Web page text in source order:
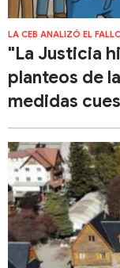
LA CEB ANALIZÓ EL
"La Justicia
planteos de
medidas